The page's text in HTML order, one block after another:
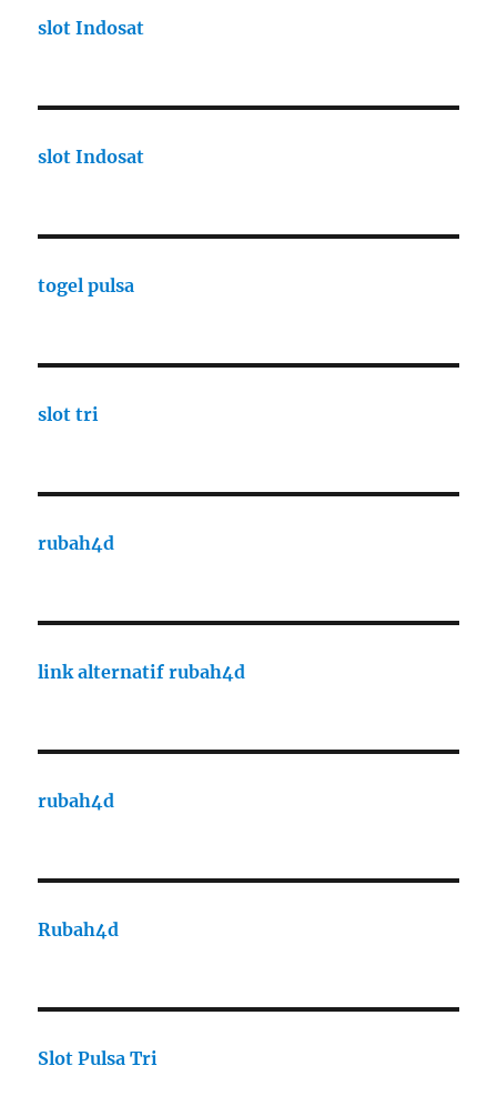
slot Indosat
slot Indosat
togel pulsa
slot tri
rubah4d
link alternatif rubah4d
rubah4d
Rubah4d
Slot Pulsa Tri